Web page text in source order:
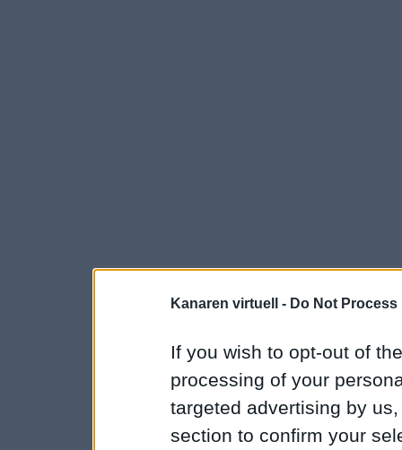
Kanaren virtuell - Do Not
If you wish to opt-out of
processing of your
targeted advertising by
section to confirm your